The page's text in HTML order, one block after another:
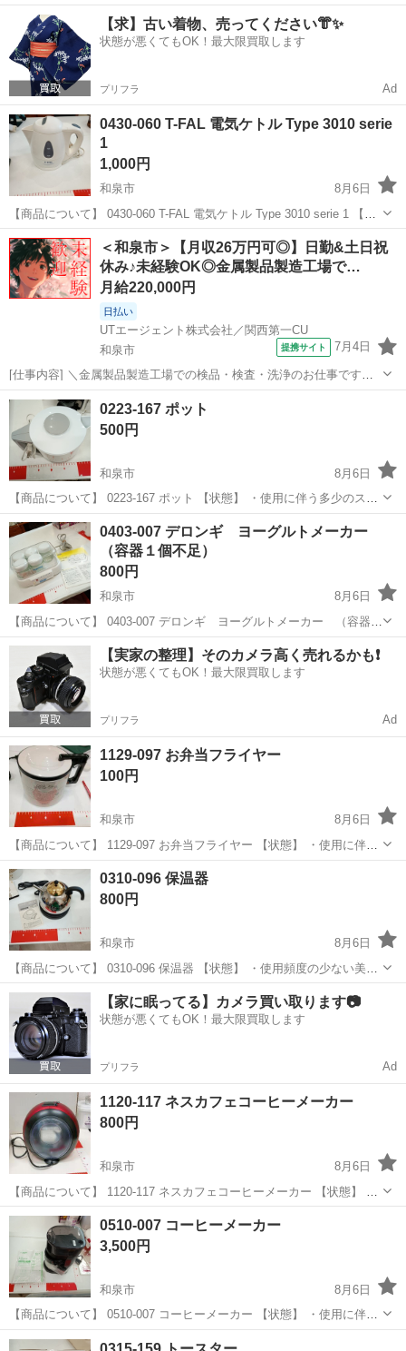
う多少のスレ、キズ、落としきれない汚れなどございます ・詳細は現
地でご確認ください ・お値引きは出来かねますのでご了承願います ※
中古品のため、...
大阪 家電 リユース
【求】古い着物、売ってください👘✨
状態が悪くてもOK！最大限買取します
プリフラ Ad
0430-060 T-FAL 電気ケトル Type 3010 serie
1
1,000円
和泉市
8月6日
【商品について】 0430-060 T-FAL 電気ケトル Type 3010 serie 1 【状
態】 ・使用に伴う多少のスレ、キズ、落としきれない汚れなどござい
ます ・詳細は現地でご確認ください ・お値...
大阪 和泉市 家電 リユース
＜和泉市＞【月収26万円可◎】日勤&土日祝
休み♪未経験OK◎金属製品製造工場で…
月給220,000円
日払い
UTエージェント株式会社／関西第一CU
和泉市
提携サイト 7月4日
[仕事内容] ＼金属製品製造工場での検品・検査・洗浄のお仕事です！
／ ☆基本力仕事なし！ コツコツ作業が好きな方オススメ！ ＜具体
的には…＞ ◆検品・検査業務 ・大型加工装置のフレームの検品・検査
・数人のチームで検査...
大阪 和泉市
0223-167 ポット
500円
和泉市
8月6日
【商品について】 0223-167 ポット 【状態】 ・使用に伴う多少のス
レ、キズ、落としきれない汚れなどございます ・詳細は現地でご確認
ください ・お値引きは出来かねますのでご了承願います ※中古品のた
め、状態について...
大阪 和泉市
0403-007 デロンギ ヨーグルトメーカー
（容器１個不足）
800円
和泉市
8月6日
【商品について】 0403-007 デロンギ ヨーグルトメーカー （容器１
個不足） 【状態】 ・使用に伴う多少のスレ、キズ、落としきれない汚
れなどございます ・詳細は現地でご確認ください ・お値引きは出来
か...
大阪 和泉市 家電 リユース
【実家の整理】そのカメラ高く売れるかも❗️
状態が悪くてもOK！最大限買取します
プリフラ Ad
1129-097 お弁当フライヤー
100円
和泉市
8月6日
【商品について】 1129-097 お弁当フライヤー 【状態】 ・使用に伴う
多少のスレ、キズ、落としきれない汚れなどございます ・詳細は現地
でご確認ください ・お値引きは出来かねますのでご了承願います ※中
古品のため、状...
大阪 和泉市 リユース
0310-096 保温器
800円
和泉市
8月6日
【商品について】 0310-096 保温器 【状態】 ・使用頻度の少ない美品
です ・詳細は現地でご確認ください ・お値引きは出来かねますのでご
了承願います ※中古品のため、状態についてはご理解の上、ご購入...
大阪 和泉市 家電 リユース
【家に眠ってる】カメラ買い取ります📷
状態が悪くてもOK！最大限買取します
プリフラ Ad
1120-117 ネスカフェコーヒーメーカー
800円
和泉市
8月6日
【商品について】 1120-117 ネスカフェコーヒーメーカー 【状態】 ・
使用に伴う多少のスレ、キズ、落としきれない汚れなどございます ・
詳細は現地でご確認ください ・お値引きは出来かねますのでご了承願
います ※中古品...
大阪 和泉市
0510-007 コーヒーメーカー
3,500円
和泉市
8月6日
【商品について】 0510-007 コーヒーメーカー 【状態】 ・使用に伴う
多少のスレ、キズ、落としきれない汚れなどございます ・詳細は現地
大阪 和泉市 リユース